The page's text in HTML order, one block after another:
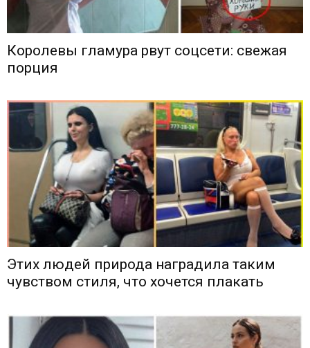
Королевы гламура рвут соцсети: свежая
порция
Этих людей природа наградила таким
чувством стиля, что хочется плакать